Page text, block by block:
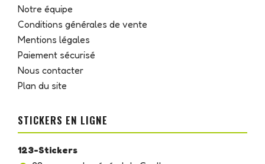
Notre équipe
Conditions générales de vente
Mentions légales
Paiement sécurisé
Nous contacter
Plan du site
STICKERS EN LIGNE
123-Stickers